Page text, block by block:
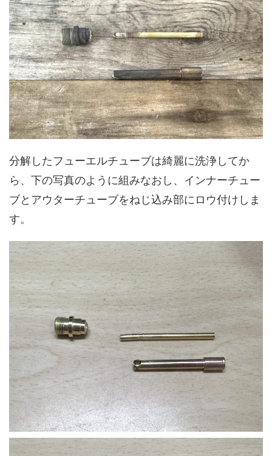
分解したフューエルチューブは綺麗に洗浄してか
ら、下の写真のように組みなおし、インナーチュー
ブとアウターチューブをねじ込み部にロウ付けしま
す。